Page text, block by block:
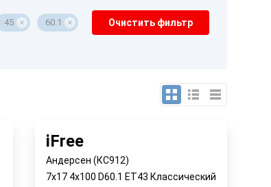
45 60.1 Очистить фильтр
iFree
Андерсен (КС912)
7x17 4x100 D60.1 ET43 Классический